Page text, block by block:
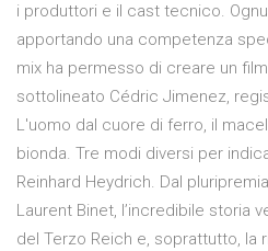
i produttori e il cast tecnico.
apportando una competenza
mix ha permesso di creare un
sottolineato Cédric Jimenez,
L'uomo dal cuore di ferro, il
bionda. Tre modi diversi per
Reinhard Heydrich. Dal
Laurent Binet, l’incredibile storia
del Terzo Reich e, soprattutto, la